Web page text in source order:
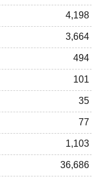
4,198
3,664
494
101
35
77
1,103
36,686